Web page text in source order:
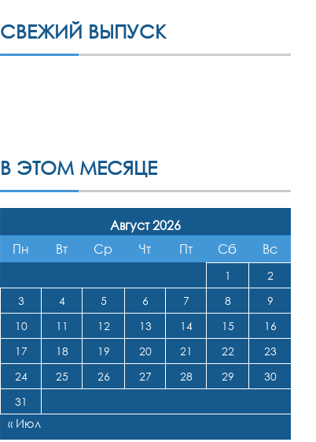
СВЕЖИЙ ВЫПУСК
В ЭТОМ МЕСЯЦЕ
Август 2026
Пн
Вт Ср Чт Пт Сб Вс
1
2
3
4 5 6 7 8
9
10
11 12 13 14 15
16
17
18 19 20 21 22
23
24
25 26 27 28 29
30
31
« Июл